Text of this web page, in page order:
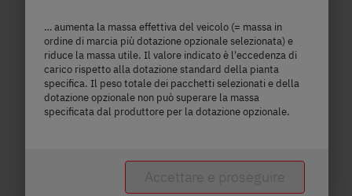
… aumenta la massa effettiva del veicolo (= massa in
ordine di marcia più dotazione opzionale selezionata) e
riduce la massa utile. Il valore indicato è l'eccedenza di
carico rispetto alla dotazione standard della pianta
specifica. Il peso totale dei pacchetti selezionati e della
dotazione opzionale non può superare la massa
specificata dal produttore per la dotazione opzionale.
Accettare e proseguire